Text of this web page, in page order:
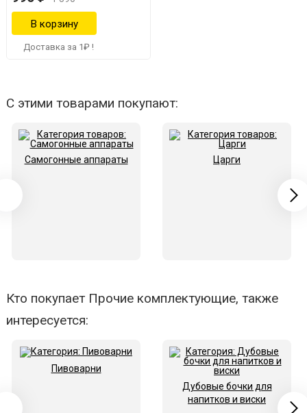
Доставка за 1₽ !
С этими товарами покупают:
Самогонные аппараты Царги
Кто покупает Прочие комплектующие, также
интересуется:
Пивоварни
Дубовые бочки для
напитков и виски